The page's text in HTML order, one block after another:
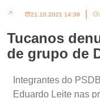
21.10.2021 14:39
Tucanos
de grupo de
Integrantes do
Eduardo Leite nas